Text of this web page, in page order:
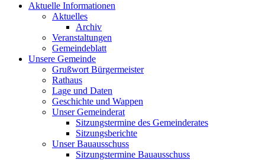
Aktuelle Informationen
Aktuelles
Archiv
Veranstaltungen
Gemeindeblatt
Unsere Gemeinde
Grußwort Bürgermeister
Rathaus
Lage und Daten
Geschichte und Wappen
Unser Gemeinderat
Sitzungstermine des Gemeinderates
Sitzungsberichte
Unser Bauausschuss
Sitzungstermine Bauausschuss